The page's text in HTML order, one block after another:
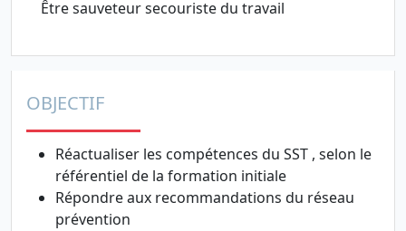
Être sauveteur secouriste du travail
OBJECTIF
Réactualiser les compétences du SST , selon le
référentiel de la formation initiale
Répondre aux recommandations du réseau
prévention